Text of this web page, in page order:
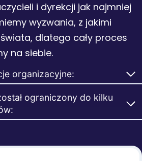
i dyrekcji jak najmniej
wyzwania, z jakimi
dlatego cały proces
na siebie.
organizacyjne:
ograniczony do kilku